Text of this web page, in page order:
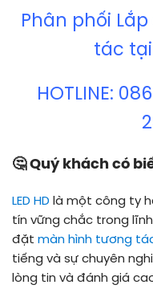
Phân phối
tác
HOTLINE:
🤔 Quý khách có
LED HD là một công ty
tín vững chắc trong
đặt màn hình tương
tiếng và sự chuyên
lòng tin và đánh giá